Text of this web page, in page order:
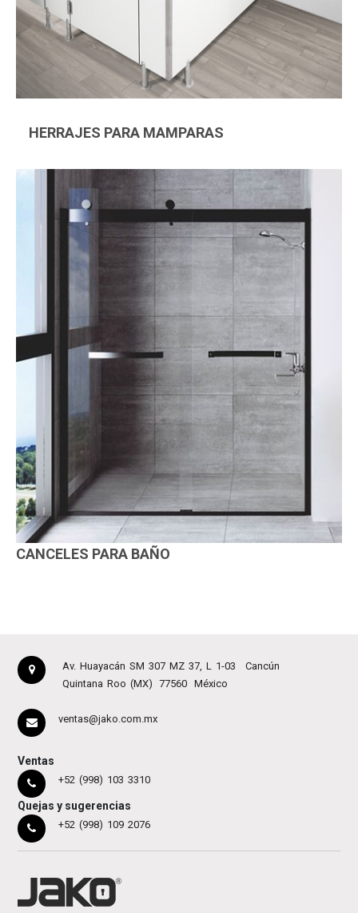
HERRAJES PARA MAMPARAS
CANCELES PARA BAÑO
Av. Huayacán SM 307 MZ 37, L 1-03
Cancún
Quintana Roo (MX)
77560 México
ventas@jako.com.mx
Ventas
+52 (998) 103 3310
Quejas y sugerencias
+52 (998) 109 2076